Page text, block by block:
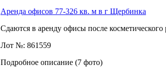
Аренда офисов 77-326 кв. м в г Щербинка
Сдаются в аренду офисы после
Лот №: 861559
Подробное описание (7 фото)